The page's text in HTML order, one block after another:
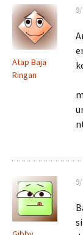
Atap Baja
Ringan